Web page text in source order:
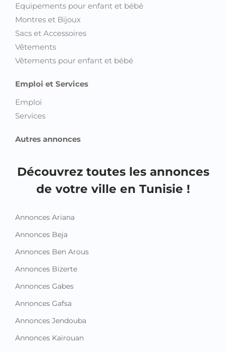
Equipements pour enfant et bébé
Montres et Bijoux
Sacs et Accessoires
Vêtements
Vêtements pour enfant et bébé
Emploi et Services
Emploi
Services
Autres annonces
Découvrez toutes les annonces
de votre ville en Tunisie !
Annonces Ariana
Annonces Beja
Annonces Ben Arous
Annonces Bizerte
Annonces Gabes
Annonces Gafsa
Annonces Jendouba
Annonces Kairouan